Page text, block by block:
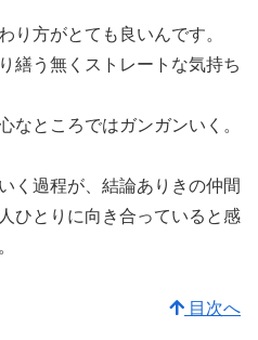
り方がとても良いんです。
繕う無くストレートな気持ち
なところではガンガンいく。
く過程が、結論ありきの仲間
ひとりに向き合っていると感
目次へ